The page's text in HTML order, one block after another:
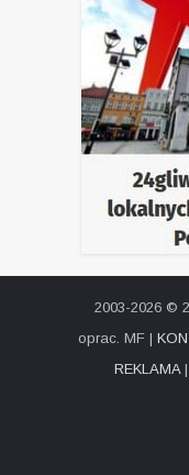
2003-2026 ©
oprac. MF |
REKLAMA|